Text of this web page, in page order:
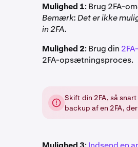
Mulighed 1: Brug 2FA-
Bemærk: Det er ikke
in 2FA.
Mulighed 2: Brug din
2FA-opsætningsproces.
Skift din 2FA, så
backup af en 2FA,